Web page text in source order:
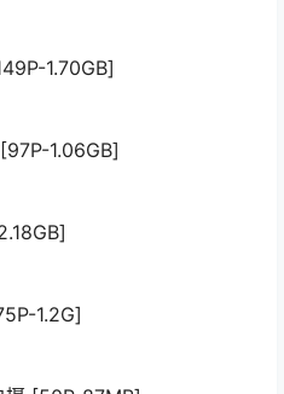
1.70GB]
1.06GB]
1.2G]